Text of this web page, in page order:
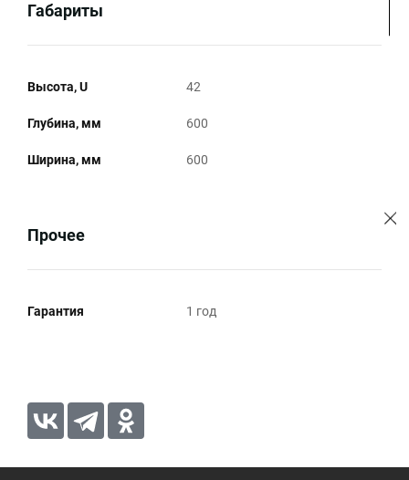
Габариты
Высота, U 42
Глубина, мм 600
Ширина, мм 600
Прочее
Гарантия 1 год